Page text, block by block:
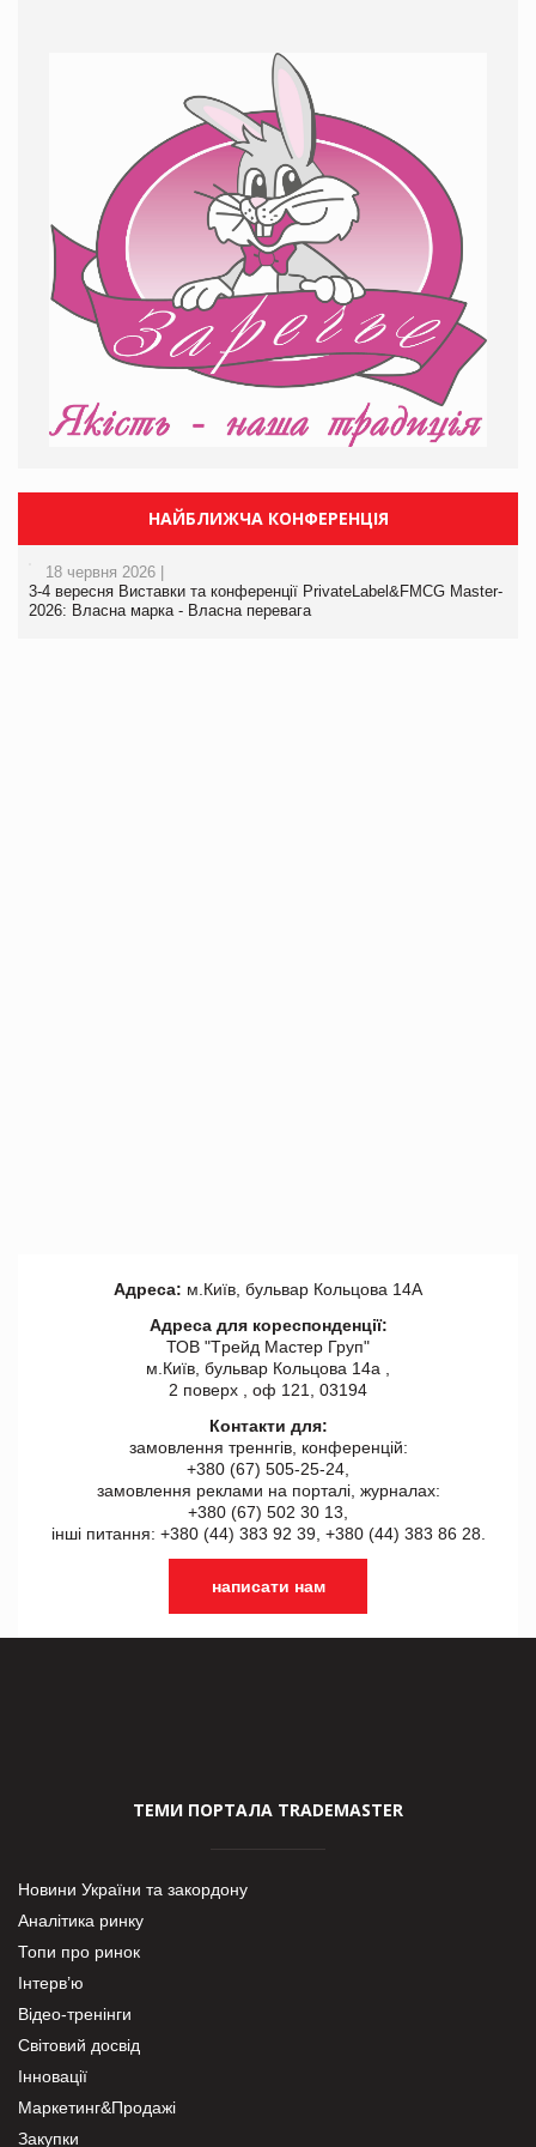
НАЙБЛИЖЧА КОНФЕРЕНЦІЯ
18 червня 2026 |
3-4 вересня Виставки та конференції PrivateLabel&FMCG Master-
2026: Власна марка - Власна перевага
Адреса: м.Київ, бульвар Кольцова 14А
Адреса для кореспонденції:
ТОВ "Tрейд Мастер Груп"
м.Київ, бульвар Кольцова 14а ,
2 поверх , оф 121, 03194
Контакти для:
замовлення треннгів, конференцій:
+380 (67) 505-25-24,
замовлення реклами на порталі, журналах:
+380 (67) 502 30 13,
інші питання: +380 (44) 383 92 39, +380 (44) 383 86 28.
написати нам
ТЕМИ ПОРТАЛА TRADEMASTER
Новини України та закордону
Аналітика ринку
Топи про ринок
Інтерв’ю
Відео-тренінги
Світовий досвід
Інновації
Маркетинг&Продажі
Закупки